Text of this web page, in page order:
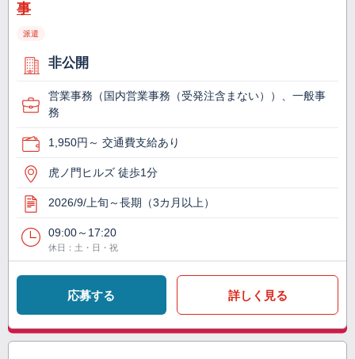
事
派遣
非公開
営業事務（国内営業事務（受発注含まない））、一般事
務
1,950円～ 交通費支給あり
虎ノ門ヒルズ 徒歩1分
2026/9/上旬～長期（3カ月以上）
09:00～17:20
休日：土・日・祝
応募する 詳しく見る